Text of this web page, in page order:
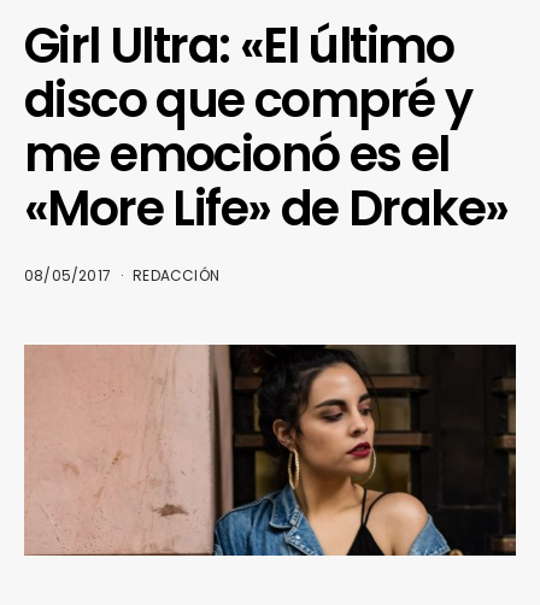
Girl Ultra: «El último
disco que compré y
me emocionó es el
«More Life» de Drake»
08/05/2017 REDACCIÓN